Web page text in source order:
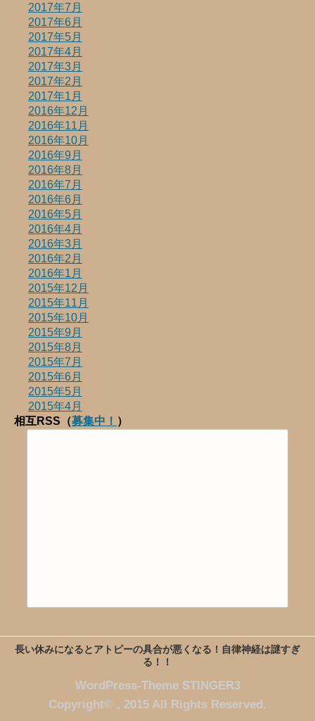
2017年7月
2017年6月
2017年5月
2017年4月
2017年3月
2017年2月
2017年1月
2016年12月
2016年11月
2016年10月
2016年9月
2016年8月
2016年7月
2016年6月
2016年5月
2016年4月
2016年3月
2016年2月
2016年1月
2015年12月
2015年11月
2015年10月
2015年9月
2015年8月
2015年7月
2015年6月
2015年5月
2015年4月
相互RSS（募集中！ ）
長い休みになるとアトピーの具合が悪くなる！自律神経は謎すぎ
る！！
WordPress-Theme STINGER3
Copyright© , 2015 All Rights Reserved.